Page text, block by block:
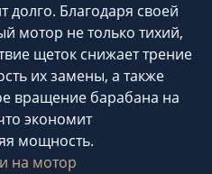
долго. Благодаря своей
мотор не только тихий,
щеток снижает трение
их замены, а также
вращение барабана на
экономит
мощность.
на мотор